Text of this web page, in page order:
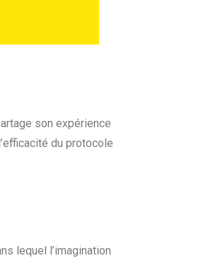
son expérience
du protocole
lequel l’imagination